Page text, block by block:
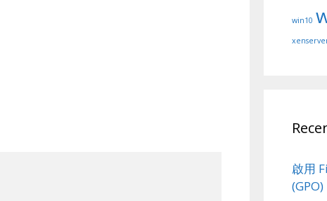
win10
啟用
(GPO)